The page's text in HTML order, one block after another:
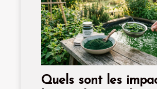
Quels sont les